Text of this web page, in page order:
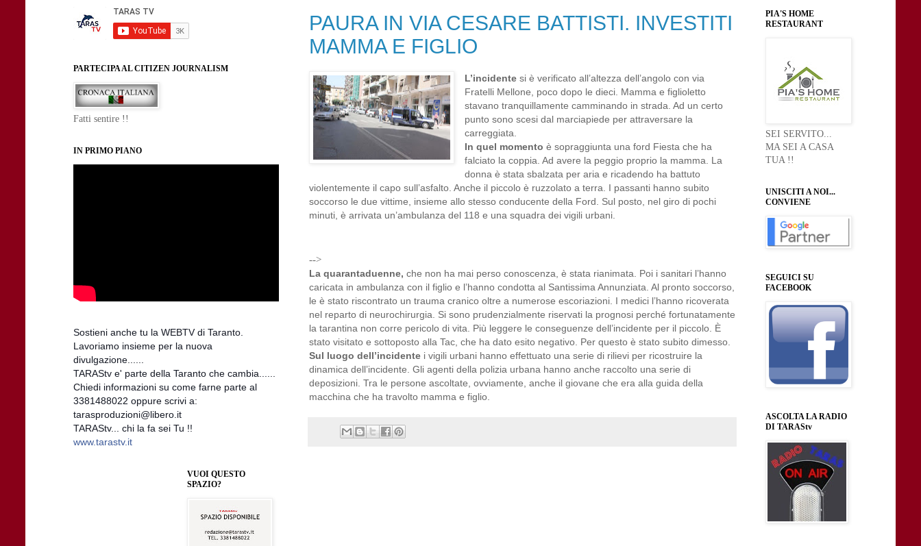
PAURA IN VIA CESARE BATTISTI. INVESTITI
MAMMA E FIGLIO
L’incidente si è verificato all’altezza dell’angolo con via
Fratelli Mellone, poco dopo le dieci. Mamma e figlioletto
stavano tranquillamente camminando in strada. Ad un certo
punto sono scesi dal marciapiede per attraversare la
carreggiata.
In quel momentoè sopraggiunta una ford Fiesta che ha
falciato la coppia. Ad avere la peggio proprio la mamma. La
donna è stata sbalzata per aria e ricadendo ha battuto
violentemente il capo sull’asfalto. Anche il piccolo è ruzzolato a terra. I passanti hanno subito
soccorso le due vittime, insieme allo stesso conducente della Ford. Sul posto, nel giro di pochi
minuti, è arrivata un’ambulanza del 118 e una squadra dei vigili urbani.
-->
La quarantaduenne, che non ha mai perso conoscenza, è stata rianimata. Poi i sanitari l’hanno
caricata in ambulanza con il figlio e l’hanno condotta al Santissima Annunziata. Al pronto soccorso,
le è stato riscontrato un trauma cranico oltre a numerose escoriazioni. I medici l’hanno ricoverata
nel reparto di neurochirurgia. Si sono prudenzialmente riservati la prognosi perché fortunatamente
la tarantina non corre pericolo di vita. Più leggere le conseguenze dell’incidente per il piccolo. È
stato visitato e sottoposto alla Tac, che ha dato esito negativo. Per questo è stato subito dimesso.
Sul luogo dell’incidente i vigili urbani hanno effettuato una serie di rilievi per ricostruire la
dinamica dell’incidente. Gli agenti della polizia urbana hanno anche raccolto una serie di
deposizioni. Tra le persone ascoltate, ovviamente, anche il giovane che era alla guida della
macchina che ha travolto mamma e figlio.
PARTECIPA AL CITIZEN JOURNALISM
Fatti sentire !!
IN PRIMO PIANO
Sostieni anche tu la WEBTV di Taranto.
Lavoriamo insieme per la nuova
divulgazione......
TARAStv e' parte della Taranto che cambia......
Chiedi informazioni su come farne parte al
3381488022 oppure scrivi a:
tarasproduzioni@libero.it
TARAStv... chi la fa sei Tu !!
www.tarastv.it
VUOI QUESTO
SPAZIO?
PIA'S HOME
RESTAURANT
SEI SERVITO...
MA SEI A CASA
TUA !!
UNISCITI A NOI...
CONVIENE
SEGUICI SU
FACEBOOK
ASCOLTA LA RADIO
DI TARAStv